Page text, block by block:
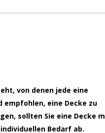
von denen jede eine
eine Decke zu
sollten Sie eine Decke
Bedarf ab.